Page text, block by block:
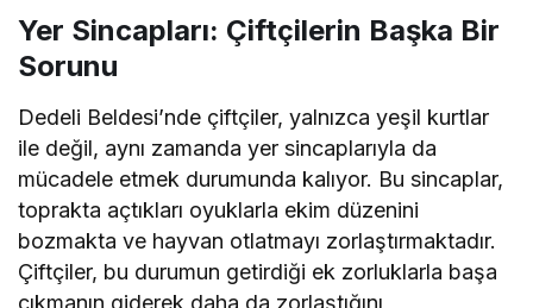
Yer Sincapları: Çiftçilerin Başka Bir
Sorunu
Dedeli Beldesi’nde çiftçiler, yalnızca yeşil kurtlar
ile değil, aynı zamanda yer sincaplarıyla da
mücadele etmek durumunda kalıyor. Bu sincaplar,
toprakta açtıkları oyuklarla ekim düzenini
bozmakta ve hayvan otlatmayı zorlaştırmaktadır.
Çiftçiler, bu durumun getirdiği ek zorluklarla başa